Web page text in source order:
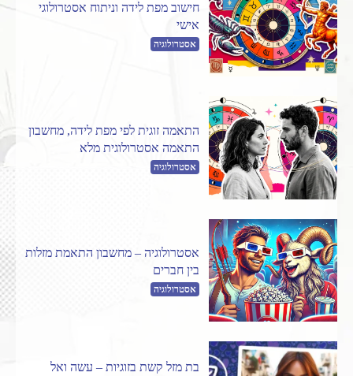
חישוב מפת לידה וניתוח אסטרולוגי
אישי
אסטרולוגיה
התאמה זוגית לפי מפת לידה, מחשבון
התאמה אסטרולוגית מלא
אסטרולוגיה
אסטרולוגיה – מחשבון התאמת מזלות
בין חברים
אסטרולוגיה
בת מזל קשת בזוגיות – עשה ואל